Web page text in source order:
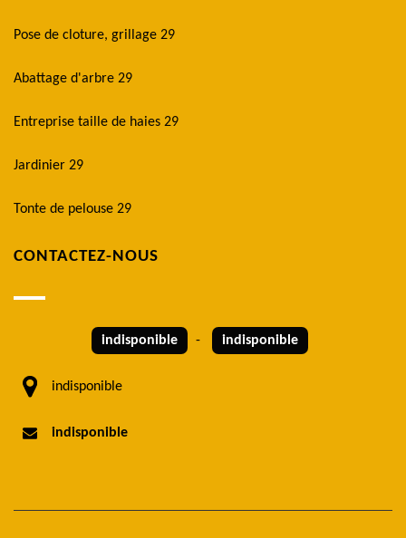
Pose de cloture, grillage 29
Abattage d'arbre 29
Entreprise taille de haies 29
Jardinier 29
Tonte de pelouse 29
CONTACTEZ-NOUS
indisponible - indisponible
indisponible
indisponible